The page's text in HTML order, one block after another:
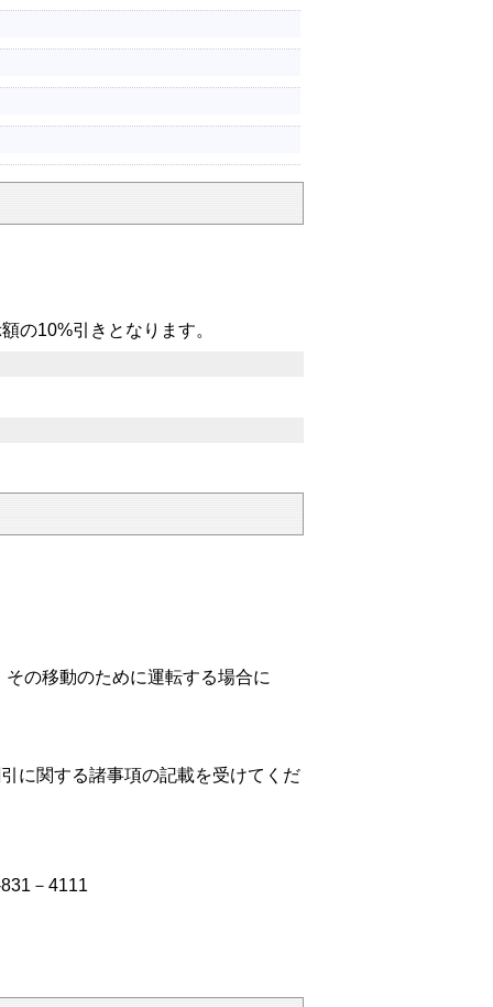
の10%引きとなります。
の移動のために運転する場合に
に関する諸事項の記載を受けてくだ
－4111